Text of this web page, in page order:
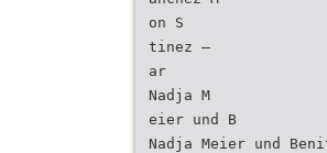
on S
tinez –
ar
Nadja M
eier und B
Nadja Meier und